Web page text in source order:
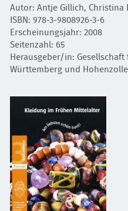
Autor: Antje Gillich, Christina
ISBN: 978-3-9808926-3-6
Erscheinungsjahr: 2008
Seitenzahl: 65
Herausgeber/in:
Württemberg und